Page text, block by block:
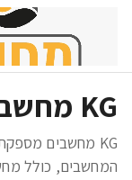
KG מחשבים